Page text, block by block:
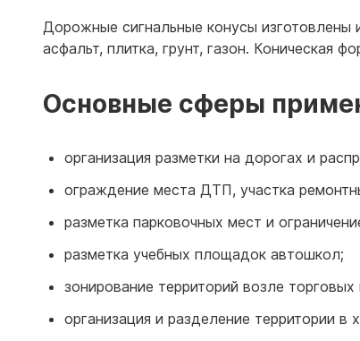
Дорожные сигнальные конусы изготовлены
асфальт, плитка, грунт, газон. Коническая
Основные сферы
организация разметки на дорогах и
ограждение места ДТП, участка
разметка парковочных мест и
разметка учебных площадок автошкол;
зонирование территорий возле
организация и разделение территории